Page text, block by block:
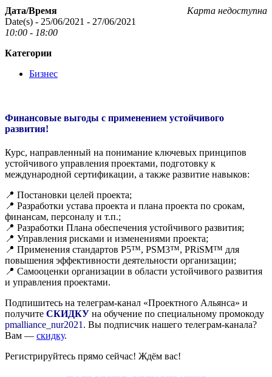
Карта недоступна
Дата/Время
Date(s) - 25/06/2021 - 27/06/2021
10:00 - 18:00
Категории
Бизнес
Финансовые выгоды с применением устойчивого
развития!
Курс, направленный на понимание ключевых принципов
устойчивого управления проектами, подготовку к
международной сертификации, а также развитие навыков:
📍 Постановки целей проекта;
📍 Разработки устава проекта и плана проекта по срокам,
финансам, персоналу и т.п.;
📍 Разработки Плана обеспечения устойчивого развития;
📍 Управления рисками и изменениями проекта;
📍 Применения стандартов P5™, PSM3™, PRiSM™ для
повышения эффективности деятельности организации;
📍 Самооценки организации в области устойчивого развития
и управления проектами.
Подпишитесь на телеграм-канал «Проектного Альянса» и
получите СКИДКУ на обучение по специальному промокоду
pmalliance_nur2021 . Вы подписчик нашего телеграм-канала?
Вам — скидку.
Регистрируйтесь прямо сейчас! Ждём вас!